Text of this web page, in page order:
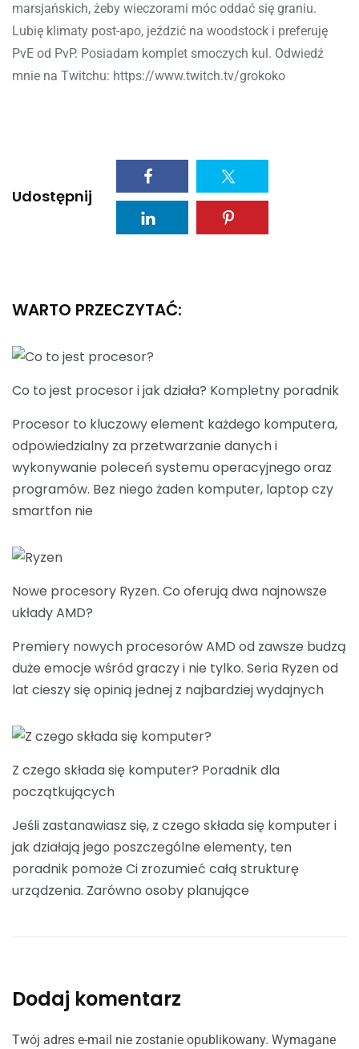
marsjańskich, żeby wieczorami móc oddać się graniu.
Lubię klimaty post-apo, jeździć na woodstock i preferuję
PvE od PvP. Posiadam komplet smoczych kul. Odwiedź
mnie na Twitchu: https://www.twitch.tv/grokoko
Udostępnij
WARTO PRZECZYTAĆ:
Co to jest procesor i jak działa? Kompletny poradnik
Procesor to kluczowy element każdego komputera,
odpowiedzialny za przetwarzanie danych i
wykonywanie poleceń systemu operacyjnego oraz
programów. Bez niego żaden komputer, laptop czy
smartfon nie
Nowe procesory Ryzen. Co oferują dwa najnowsze
układy AMD?
Premiery nowych procesorów AMD od zawsze budzą
duże emocje wśród graczy i nie tylko. Seria Ryzen od
lat cieszy się opinią jednej z najbardziej wydajnych
Z czego składa się komputer? Poradnik dla
początkujących
Jeśli zastanawiasz się, z czego składa się komputer i
jak działają jego poszczególne elementy, ten
poradnik pomoże Ci zrozumieć całą strukturę
urządzenia. Zarówno osoby planujące
Dodaj komentarz
Twój adres e-mail nie zostanie opublikowany. Wymagane